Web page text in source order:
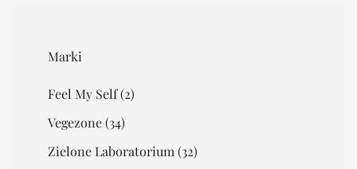
Marki
Feel My Self(2)
Vegezone(34)
Zielone Laboratorium (32)